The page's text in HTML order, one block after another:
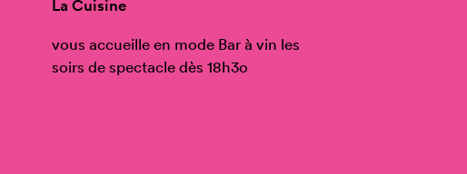
La Cuisine
vous accueille en mode Bar à vin les
soirs de spectacle dès 18h3o